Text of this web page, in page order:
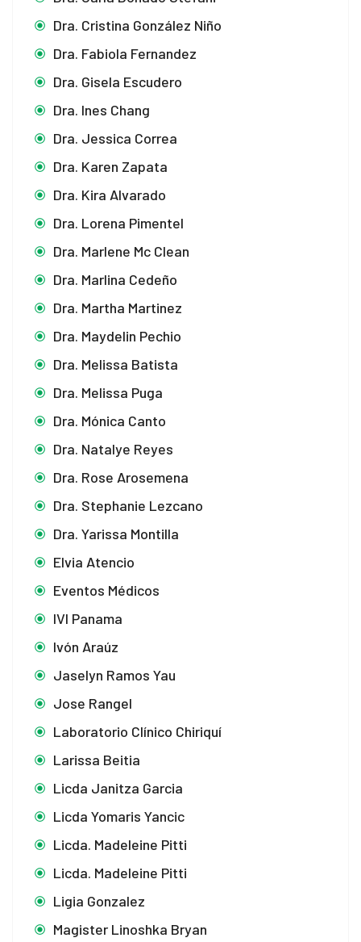
Dra. Cristina González Niño
Dra. Fabiola Fernandez
Dra. Gisela Escudero
Dra. Ines Chang
Dra. Jessica Correa
Dra. Karen Zapata
Dra. Kira Alvarado
Dra. Lorena Pimentel
Dra. Marlene Mc Clean
Dra. Marlina Cedeño
Dra. Martha Martinez
Dra. Maydelin Pechio
Dra. Melissa Batista
Dra. Melissa Puga
Dra. Mónica Canto
Dra. Natalye Reyes
Dra. Rose Arosemena
Dra. Stephanie Lezcano
Dra. Yarissa Montilla
Elvia Atencio
Eventos Médicos
IVI Panama
Ivón Araúz
Jaselyn Ramos Yau
Jose Rangel
Laboratorio Clínico Chiriquí
Larissa Beitia
Licda Janitza Garcia
Licda Yomaris Yancic
Licda. Madeleine Pitti
Licda. Madeleine Pitti
Ligia Gonzalez
Magister Linoshka Bryan